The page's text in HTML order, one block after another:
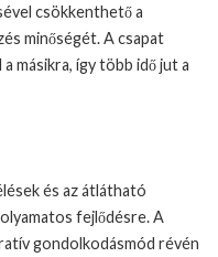
csökkenthető a
minőségét. A csapat
másikra, így több idő jut a
és az átlátható
fejlődésre. A
gondolkodásmód révén